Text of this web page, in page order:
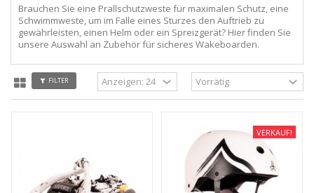
Brauchen Sie eine Prallschutzweste für maximalen Schutz, eine
Schwimmweste, um im Falle eines Sturzes den Auftrieb zu
gewährleisten, einen Helm oder ein Spreizgerät? Hier finden Sie
unsere Auswahl an Zubehör für sicheres Wakeboarden.
FILTER
VERKAUF!